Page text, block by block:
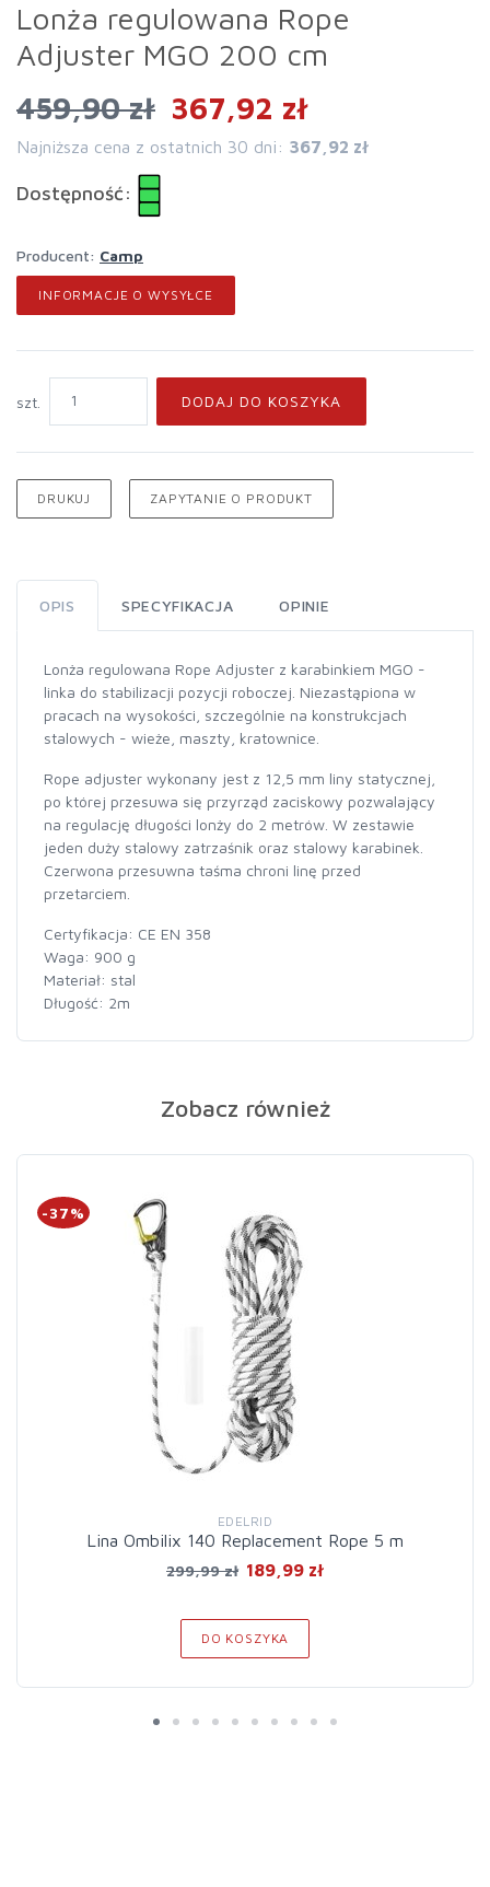
Lonża regulowana Rope
Adjuster MGO 200 cm
459,90 zł 367,92 zł
Najniższa cena z ostatnich 30 dni: 367,92 zł
Dostępność:
Producent: Camp
INFORMACJE O WYSYŁCE
szt. DODAJ DO KOSZYKA
DRUKUJ ZAPYTANIE O PRODUKT
OPIS SPECYFIKACJA OPINIE
Lonża regulowana Rope Adjuster z karabinkiem MGO -
linka do stabilizacji pozycji roboczej. Niezastąpiona w
pracach na wysokości, szczególnie na konstrukcjach
stalowych - wieże, maszty, kratownice.
Rope adjuster wykonany jest z 12,5 mm liny statycznej,
po której przesuwa się przyrząd zaciskowy pozwalający
na regulację długości lonży do 2 metrów. W zestawie
jeden duży stalowy zatrzaśnik oraz stalowy karabinek.
Czerwona przesuwna taśma chroni linę przed
przetarciem.
Certyfikacja: CE EN 358
Waga: 900 g
Materiał: stal
Długość: 2m
Zobacz również
-37%
EDELRID
Lina Ombilix 140 Replacement Rope 5 m
299,99 zł 189,99 zł
DO KOSZYKA